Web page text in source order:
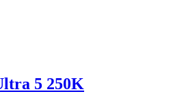
5 250K